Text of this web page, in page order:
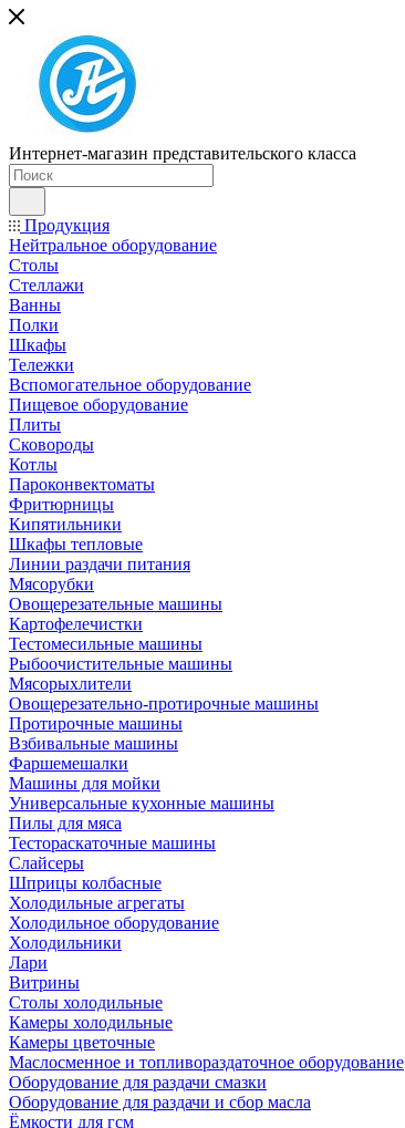
Интернет-магазин представительского класса
Продукция
Нейтральное оборудование
Столы
Стеллажи
Ванны
Полки
Шкафы
Тележки
Вспомогательное оборудование
Пищевое оборудование
Плиты
Сковороды
Котлы
Пароконвектоматы
Фритюрницы
Кипятильники
Шкафы тепловые
Линии раздачи питания
Мясорубки
Овощерезательные машины
Картофелечистки
Тестомесильные машины
Рыбоочистительные машины
Мясорыхлители
Овощерезательно-протирочные машины
Протирочные машины
Взбивальные машины
Фаршемешалки
Машины для мойки
Универсальные кухонные машины
Пилы для мяса
Тестораскаточные машины
Слайсеры
Шприцы колбасные
Холодильные агрегаты
Холодильное оборудование
Холодильники
Лари
Витрины
Столы холодильные
Камеры холодильные
Камеры цветочные
Маслосменное и топливораздаточное оборудование
Оборудование для раздачи смазки
Оборудование для раздачи и сбор масла
Ёмкости для гсм